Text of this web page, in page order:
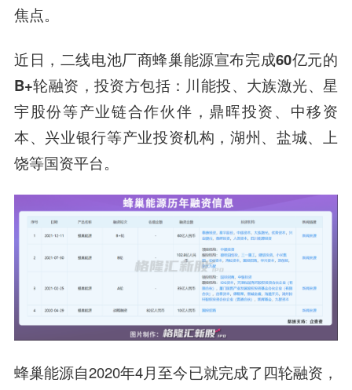
焦点。
近日， 二线电池厂商蜂巢能源宣布完成60亿元的
B+轮融资， 投资方包括：川能投、 大族激光、星
宇股份等产业链合作伙伴， 鼎晖投资、中移资
本、 兴业银行等产业投资机构，湖州、盐城、上
饶等国资平台。
蜂巢能源自2020年4月至今已就完成了四轮融资，